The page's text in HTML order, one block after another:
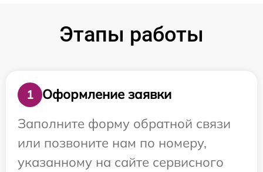
Этапы работы
1
Оформление заявки
Заполните форму обратной связи
или позвоните нам по номеру,
указанному на сайте сервисного